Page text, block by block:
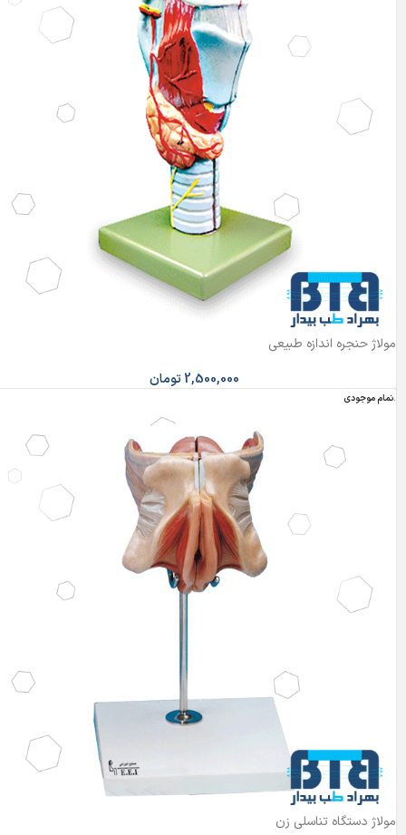
مولاژ حنجره اندازه طبیعی
2,500,000 تومان
اتمام موجودی
مولاژ دستگاه تناسلی زن